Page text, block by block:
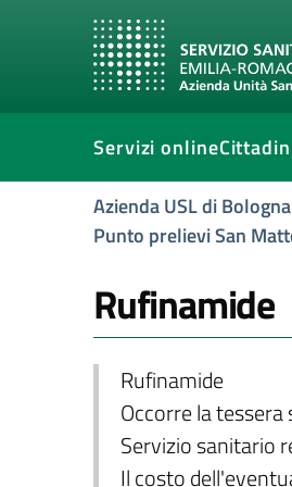
Servizi online
Azienda USL di Bologna
Punto prelievi San
Rufinamide
Rufinamide
Occorre la
Servizio sanitario
Il costo